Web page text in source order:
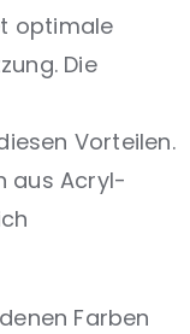
optimale
Die
Vorteilen.
aus Acryl-
Farben